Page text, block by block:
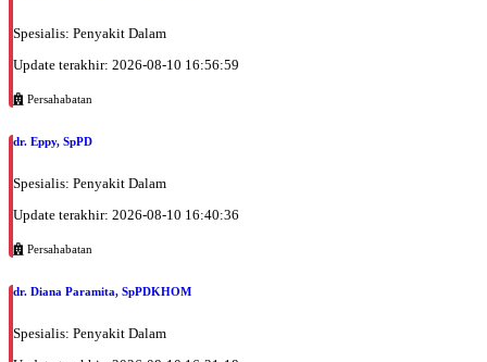
Spesialis: Penyakit Dalam
Update terakhir: 2026-08-10 16:56:59
Persahabatan
dr. Eppy, SpPD
Spesialis: Penyakit Dalam
Update terakhir: 2026-08-10 16:40:36
Persahabatan
dr. Diana Paramita, SpPDKHOM
Spesialis: Penyakit Dalam